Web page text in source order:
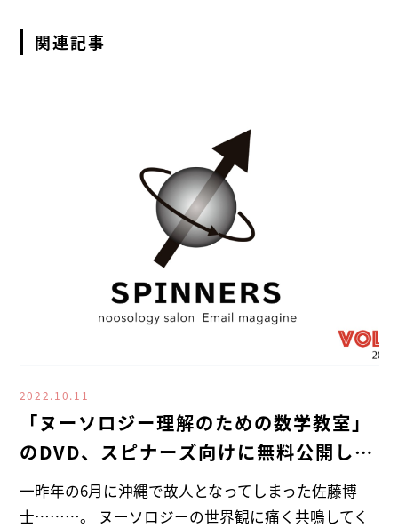
関連記事
2022.10.11
「ヌーソロジー理解のための数学教室」
のDVD、スピナーズ向けに無料公開しま
す。
一昨年の6月に沖縄で故人となってしまった佐藤博
士………。 ヌーソロジーの世界観に痛く共鳴してく